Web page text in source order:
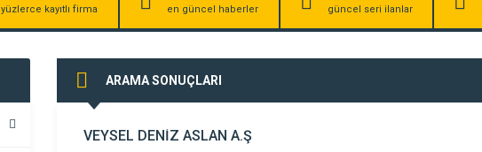
yüzlerce kayıtlı firma en güncel haberler güncel seri ilanlar
ARAMA SONUÇLARI
VEYSEL DENİZ ASLAN A.Ş